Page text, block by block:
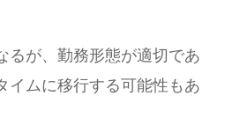
るが、勤務形態が適切であ
イムに移行する可能性もあ